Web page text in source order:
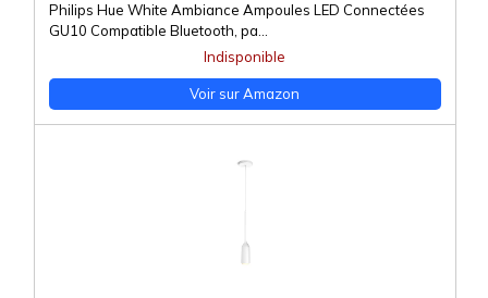
Philips Hue White Ambiance Ampoules LED Connectées
GU10 Compatible Bluetooth, pa...
Indisponible
Voir sur Amazon